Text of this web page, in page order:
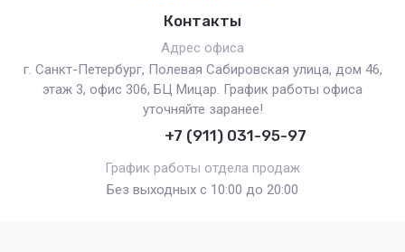
Контакты
Адрес офиса
г. Санкт-Петербург, Полевая Сабировская улица, дом 46,
этаж 3, офис 306, БЦ Мицар. График работы офиса
уточняйте заранее!
+7 (911) 031-95-97
График работы отдела продаж
Без выходных с 10:00 до 20:00